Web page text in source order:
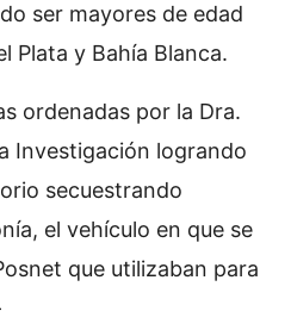
ser mayores de edad
Plata y Bahía Blanca.
ordenadas por la Dra.
Investigación logrando
secuestrando
el vehículo en que se
que utilizaban para